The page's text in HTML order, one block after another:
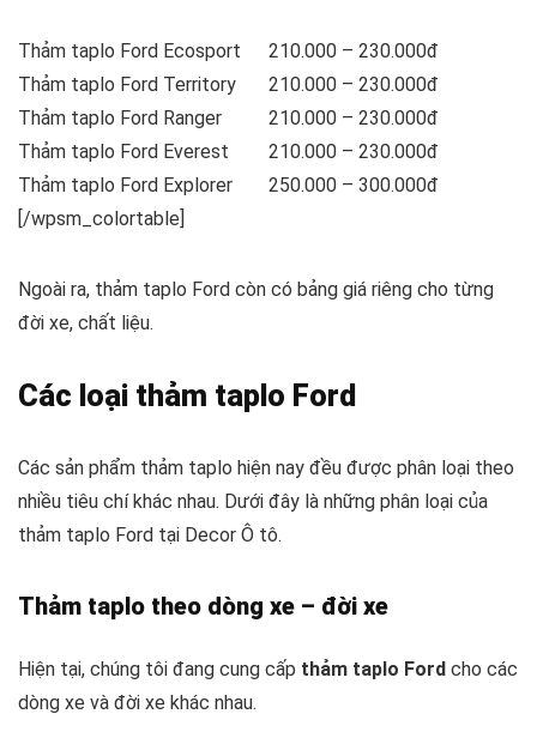
Thảm taplo Ford Ecosport
210.000 – 230.000đ
Thảm taplo Ford Territory
210.000 – 230.000đ
Thảm taplo Ford Ranger
210.000 – 230.000đ
Thảm taplo Ford Everest
210.000 – 230.000đ
Thảm taplo Ford Explorer
250.000 – 300.000đ
[/wpsm_colortable]
Ngoài ra, thảm taplo Ford còn có bảng giá riêng cho từng
đời xe, chất liệu.
Các loại thảm taplo Ford
Các sản phẩm thảm taplo hiện nay đều được phân loại theo
nhiều tiêu chí khác nhau. Dưới đây là những phân loại của
thảm taplo Ford tại Decor Ô tô.
Thảm taplo theo dòng xe – đời xe
Hiện tại, chúng tôi đang cung cấp thảm taplo Ford cho các
dòng xe và đời xe khác nhau.